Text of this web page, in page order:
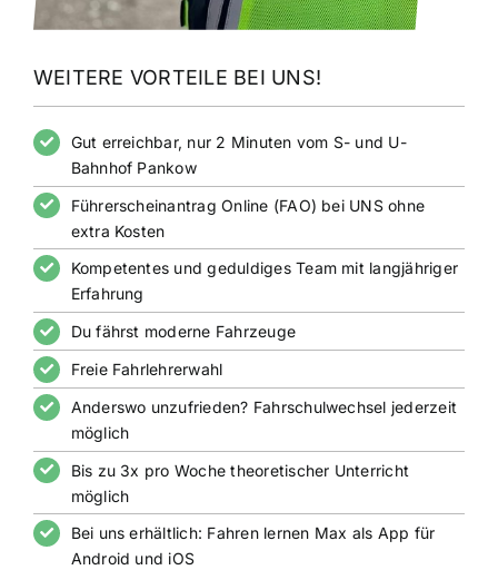
WEITERE VORTEILE BEI UNS!
Gut erreichbar, nur 2 Minuten vom S- und U-
Bahnhof Pankow
Führerscheinantrag Online (FAO) bei UNS ohne
extra Kosten
Kompetentes und geduldiges Team mit langjähriger
Erfahrung
Du fährst moderne Fahrzeuge
Freie Fahrlehrerwahl
Anderswo unzufrieden? Fahrschulwechsel jederzeit
möglich
Bis zu 3x pro Woche theoretischer Unterricht
möglich
Bei uns erhältlich: Fahren lernen Max als App für
Android und iOS